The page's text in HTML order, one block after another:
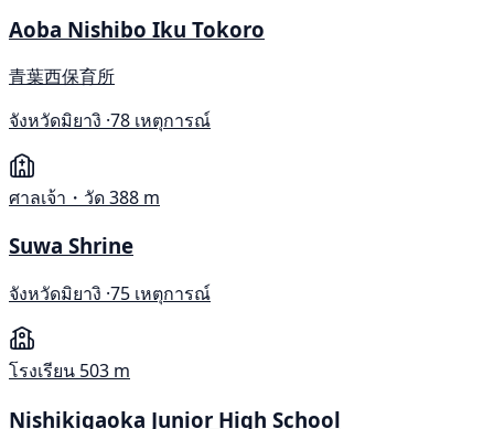
Aoba Nishibo Iku Tokoro
青葉西保育所
จังหวัดมิยางิ ·78 เหตุการณ์
ศาลเจ้า・วัด388 m
Suwa Shrine
จังหวัดมิยางิ ·75 เหตุการณ์
โรงเรียน 503 m
Nishikigaoka Junior High School